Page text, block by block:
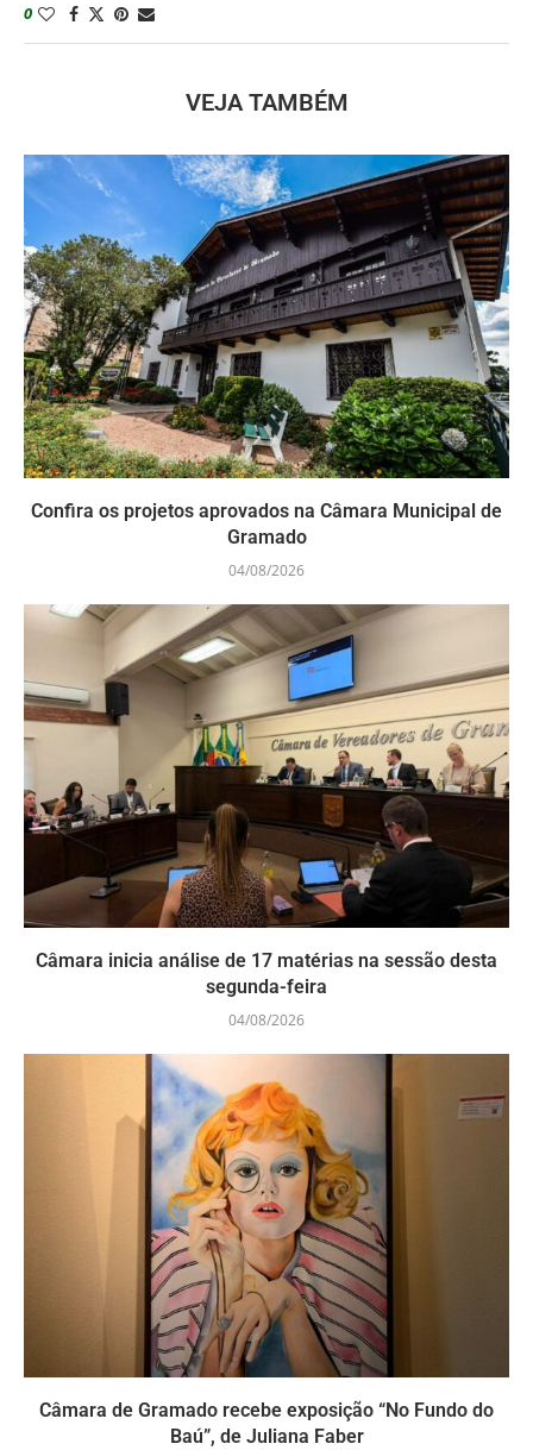
0
VEJA TAMBÉM
Confira os projetos aprovados na Câmara Municipal de
Gramado
04/08/2026
Câmara inicia análise de 17 matérias na sessão desta
segunda-feira
04/08/2026
Câmara de Gramado recebe exposição “No Fundo do
Baú”, de Juliana Faber